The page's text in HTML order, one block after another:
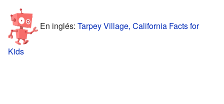
En inglés: Tarpey Village, California Facts for
Kids